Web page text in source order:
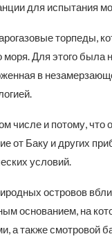
для испытания
торпеды,
моря. Для этого
в
числе и потому, что
от Баку и других
условий.
островов
основанием, на
а также смотровой